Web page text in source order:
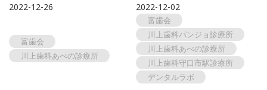
2022-12-26
富歯会
川上歯科あべの診療所
2022-12-02
富歯会
川上歯科パンジョ診療所
川上歯科あべの診療所
川上歯科守口市駅診療所
デンタルラボ